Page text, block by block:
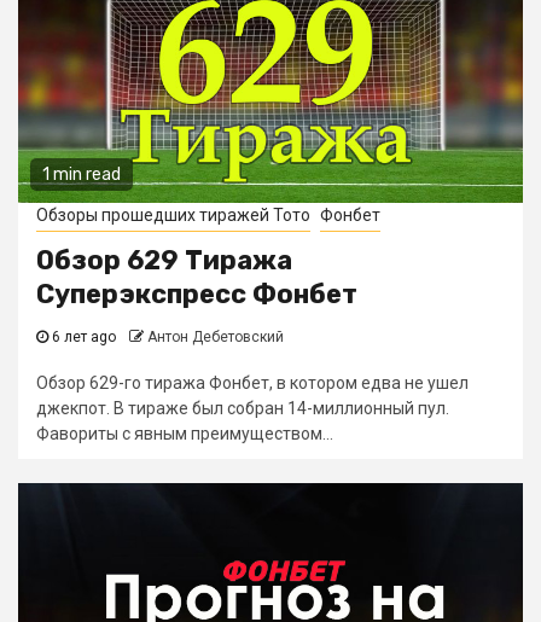
1 min read
Обзоры прошедших тиражей Тото Фонбет
Обзор 629 Тиража
Суперэкспресс Фонбет
6 лет ago Антон Дебетовский
Обзор 629-го тиража Фонбет, в котором едва не ушел
джекпот. В тираже был собран 14-миллионный пул.
Фавориты с явным преимуществом...